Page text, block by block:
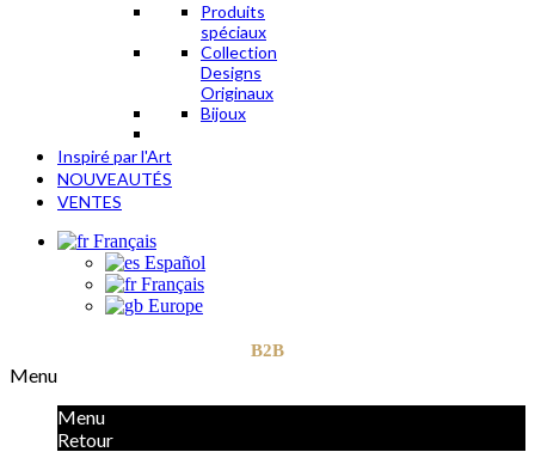
Produits
spéciaux
Collection
Designs
Originaux
Bijoux
Inspiré par l'Art
NOUVEAUTÉS
VENTES
Français
Español
Français
Europe
B2B
Menu
Menu
Retour